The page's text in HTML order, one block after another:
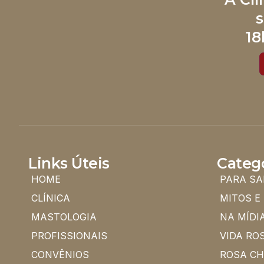
Links Úteis
HOME
CLÍNICA
MASTOLOGIA
PROFISSIONAIS
CONVÊNIOS
PARA
MITOS E
NA
VIDA
ROSA